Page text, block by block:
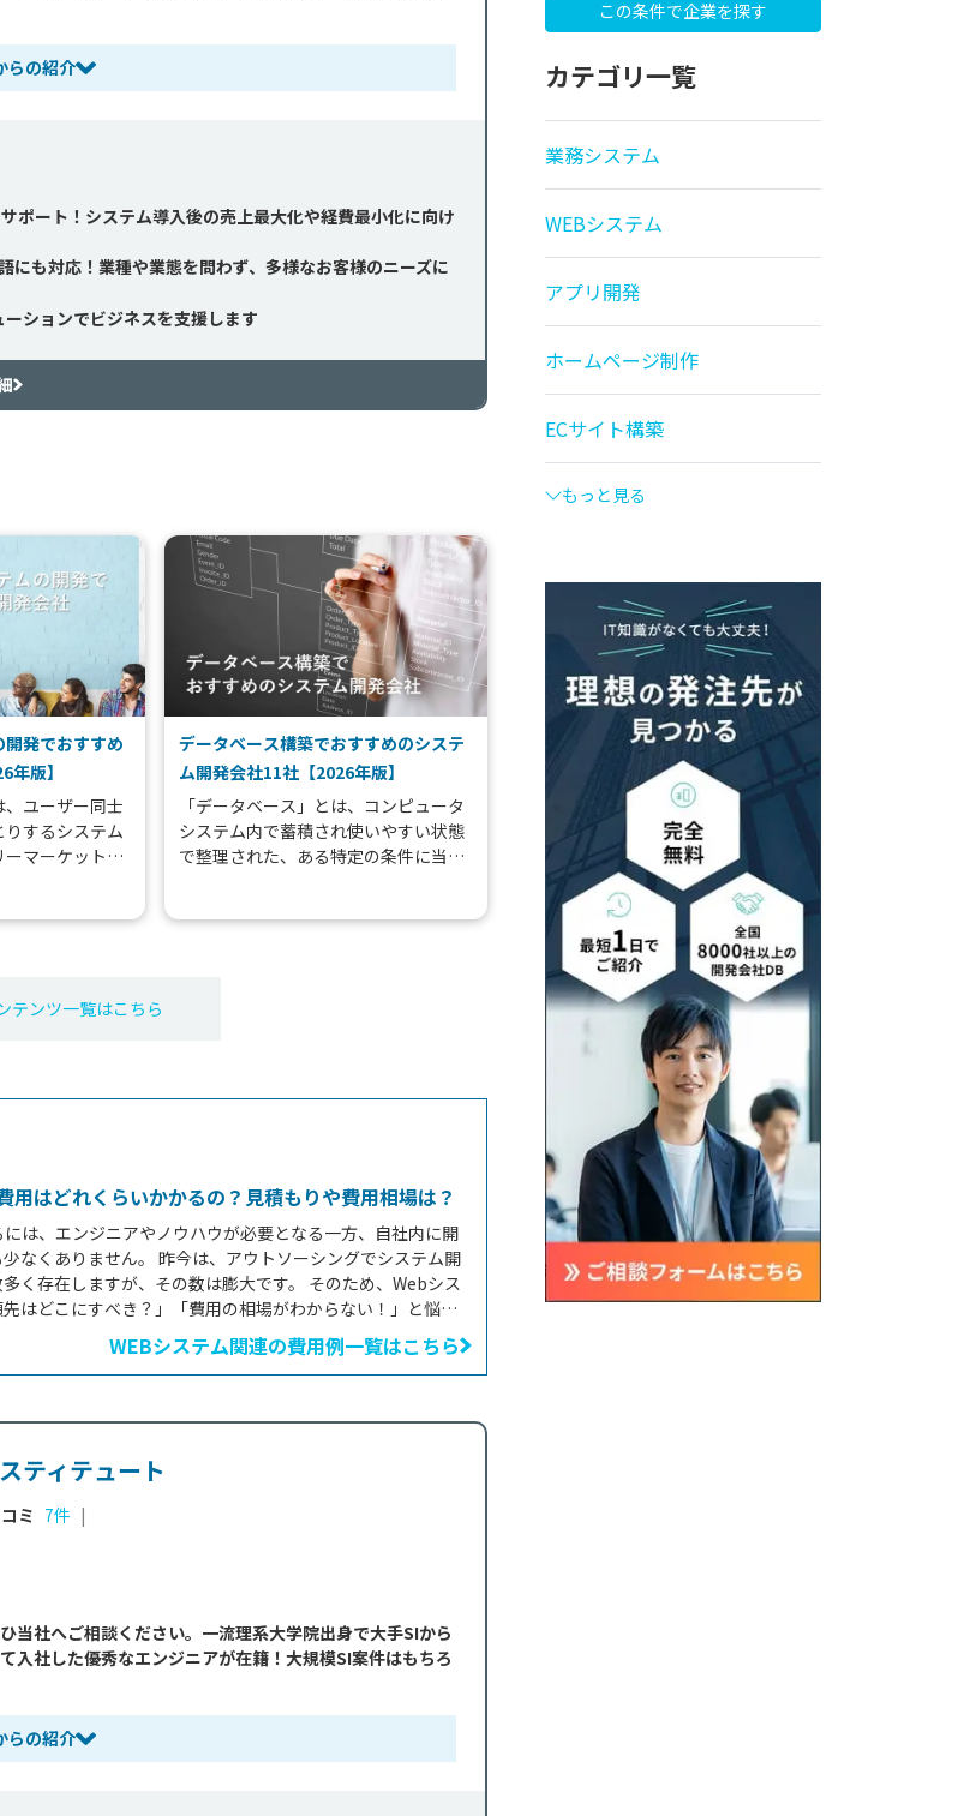
らの紹介
ポート！システム導入後の売上最大化や経費最小化に向け
も対応！業種や業態を問わず、多様なお客様のニーズに
ションでビジネスを支援します
発でおすすめ
版】
ユーザー同士
するシステム
マーケットや
データベース構築でおすすめのシステ
ム開発会社11社【2026年版】
「データベース」とは、コンピュータ
システム内で蓄積され使いやすい状態
で整理された、ある特定の条件に当て
テンツ一覧はこちら
用はどれくらいかかるの？見積もりや費用相場は？
は、エンジニアやノウハウが必要となる一方、自社内に開
なくありません。 昨今は、アウトソーシングでシステム開
く存在しますが、その数は膨大です。 そのため、Webシス
はどこにすべき？」「費用の相場がわからない！」と悩む
でしょうか。そこで今回はWebシステム開発の仕組みや費用
テム開発の費用を安く抑えるための方法などをご紹介してい
WEBシステム関連の費用例一覧はこちら
ティテュート
ミ 7件 |
当社へご相談ください。一流理系大学院出身で大手SIから
入社した優秀なエンジニアが在籍！大規模SI案件はもちろ
らの紹介
カテゴリ一覧
業務システム
WEBシステム
アプリ開発
ホームページ制作
ECサイト構築
もっと見る